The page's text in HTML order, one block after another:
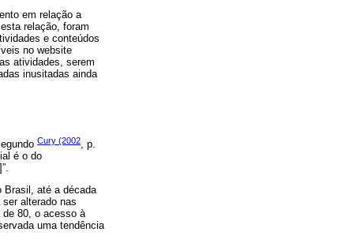
em relação a
relação, foram
e conteúdos
no website
atividades, serem
inusitadas ainda
Cury (2002
, p.
é o do
Brasil, até a década
alterado nas
de 80, o acesso à
uma tendência